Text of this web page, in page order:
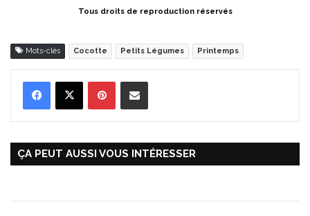
Tous droits de reproduction réservés
Mots-clés Cocotte Petits Légumes Printemps
ÇA PEUT AUSSI VOUS INTÉRESSER